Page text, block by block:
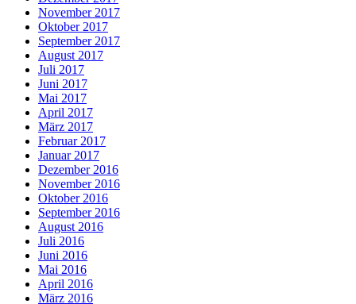
November 2017
Oktober 2017
September 2017
August 2017
Juli 2017
Juni 2017
Mai 2017
April 2017
März 2017
Februar 2017
Januar 2017
Dezember 2016
November 2016
Oktober 2016
September 2016
August 2016
Juli 2016
Juni 2016
Mai 2016
April 2016
März 2016